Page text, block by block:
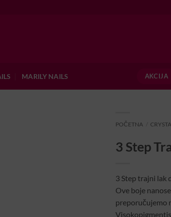
MARILY NAILS AKCIJA
POČETNA
3 Step
3 Step trajni lak
Ove boje
preporučujemo